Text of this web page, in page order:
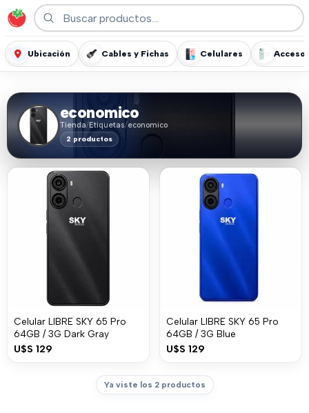
Ubicación Cables y Fichas Celulares
economico
Tienda/Etiquetas/economico
2 productos
Celular LIBRE SKY 65 Pro
64GB / 3G Dark Gray
U$S 129
Celular LIBRE SKY 65 Pro
64GB / 3G Blue
U$S 129
Ya viste los 2 productos